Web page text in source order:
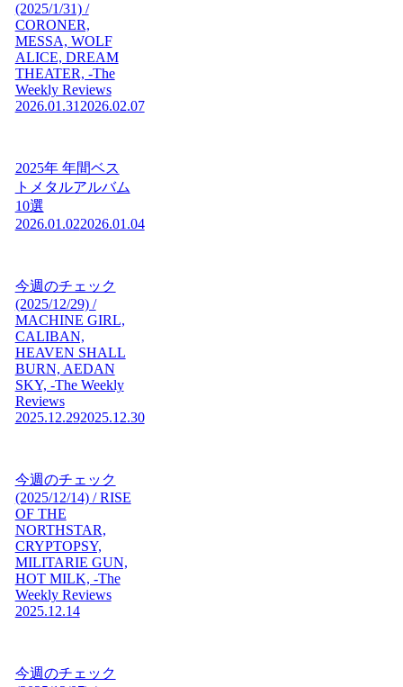
(2025/1/31) /
CORONER,
MESSA, WOLF
ALICE, DREAM
THEATER, -The
Weekly Reviews
2026.01.31 2026.02.07
2025年 年間ベス
トメタルアルバム
10選
2026.01.022026.01.04
今週のチェック
(2025/12/29) /
MACHINE GIRL,
CALIBAN,
HEAVEN SHALL
BURN, AEDAN
SKY, -The Weekly
Reviews
2025.12.292025.12.30
今週のチェック
(2025/12/14) / RISE
OF THE
NORTHSTAR,
CRYPTOPSY,
MILITARIE GUN,
HOT MILK, -The
Weekly Reviews
2025.12.14
今週のチェック